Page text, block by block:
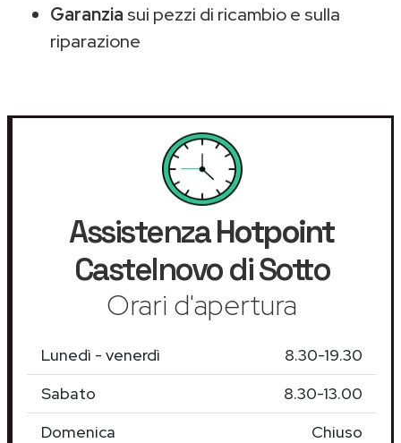
Garanzia sui pezzi di ricambio e sulla
riparazione
AssistenzaHotpoint
Castelnovo di Sotto
Orari d'apertura
Lunedì - venerdì
8.30-19.30
Sabato
8.30-13.00
Domenica
Chiuso